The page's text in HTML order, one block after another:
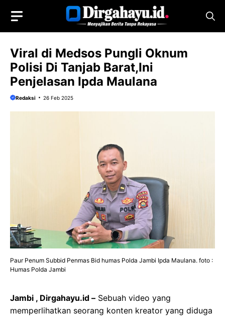
isi
Viral di Medsos Pungli Oknum
Polisi Di Tanjab Barat,Ini
Penjelasan Ipda Maulana
Redaksi 26 Feb 2025
Paur Penum Subbid Penmas Bid humas Polda Jambi Ipda Maulana. foto :
Humas Polda Jambi
Jambi , Dirgahayu.id – Sebuah video yang
memperlihatkan seorang konten kreator yang diduga